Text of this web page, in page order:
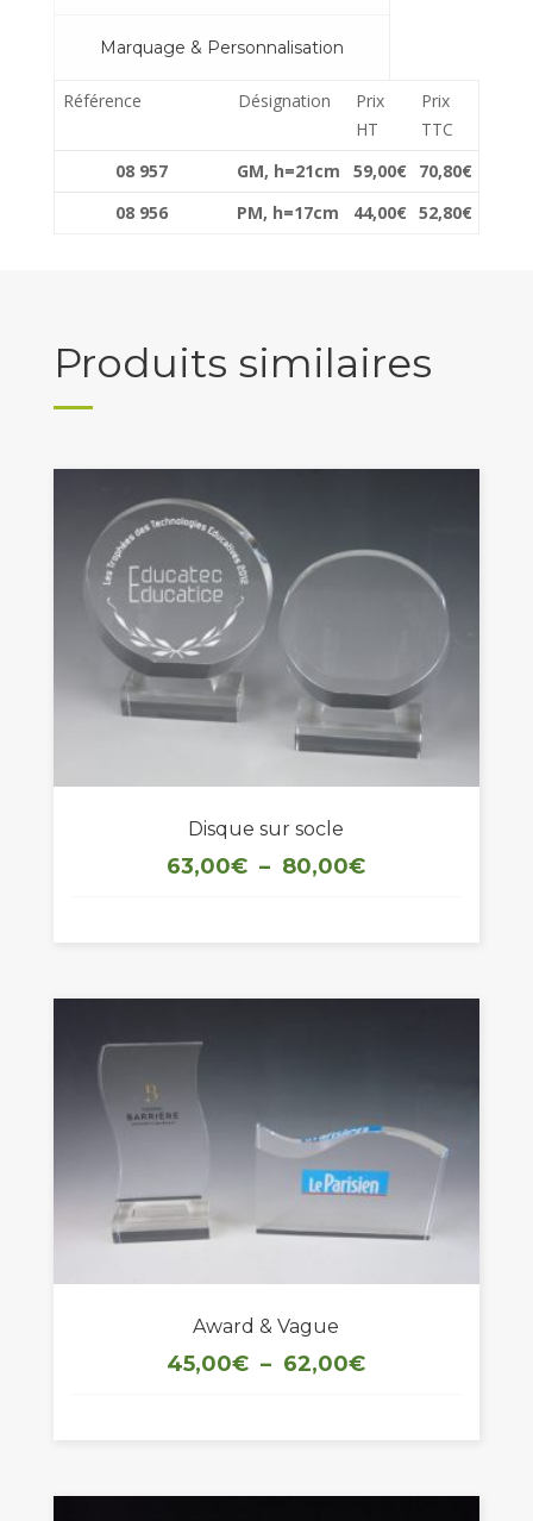
Marquage & Personnalisation
Référence Désignation
Prix
HT
Prix
TTC
08 957
GM, h=21cm 59,00€ 70,80€
08 956
PM, h=17cm 44,00€ 52,80€
Produits similaires
Disque sur socle
63,00€ – 80,00€Plage
Award & Vague
45,00€ – 62,00€Plage